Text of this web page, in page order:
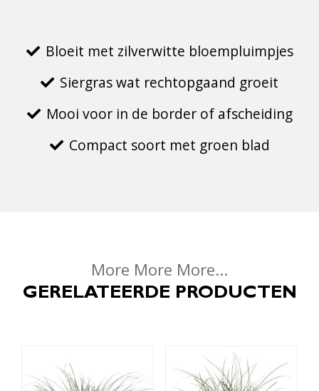
Bloeit met zilverwitte bloempluimpjes
Siergras wat rechtopgaand groeit
Mooi voor in de border of afscheiding
Compact soort met groen blad
More More More...
GERELATEERDE PRODUCTEN